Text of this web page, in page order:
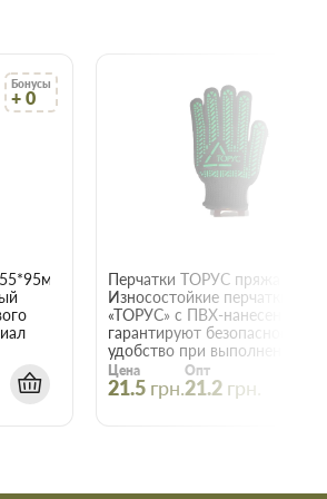
Бонусы
+ 0
Износостойкие перчатки
«ТОРУС» с ПВХ-нанесением
гарантируют безопасность и
удобство при выполнении е..
Цена
21.5 грн.
Опт
21.2 грн.